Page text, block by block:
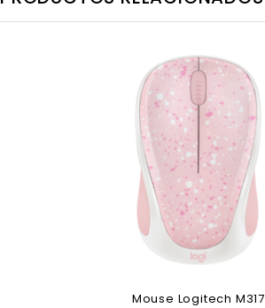
Mouse Logitech M317